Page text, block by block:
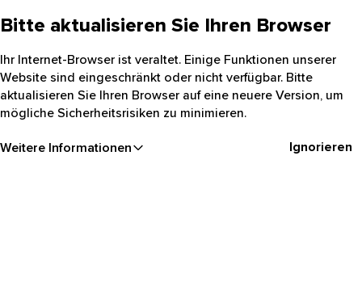
Bitte aktualisieren Sie Ihren Browser
Ihr Internet-Browser ist veraltet. Einige Funktionen unserer
Website sind eingeschränkt oder nicht verfügbar. Bitte
aktualisieren Sie Ihren Browser auf eine neuere Version, um
mögliche Sicherheitsrisiken zu minimieren.
Weitere Informationen Ignorieren